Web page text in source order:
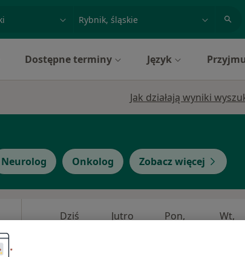
miasto lub dzielnica
Dostępne terminy Język
Jak działają wyniki
Neurolog Onkolog Zobacz więcej
Dziś Jutro Pon, Wt,